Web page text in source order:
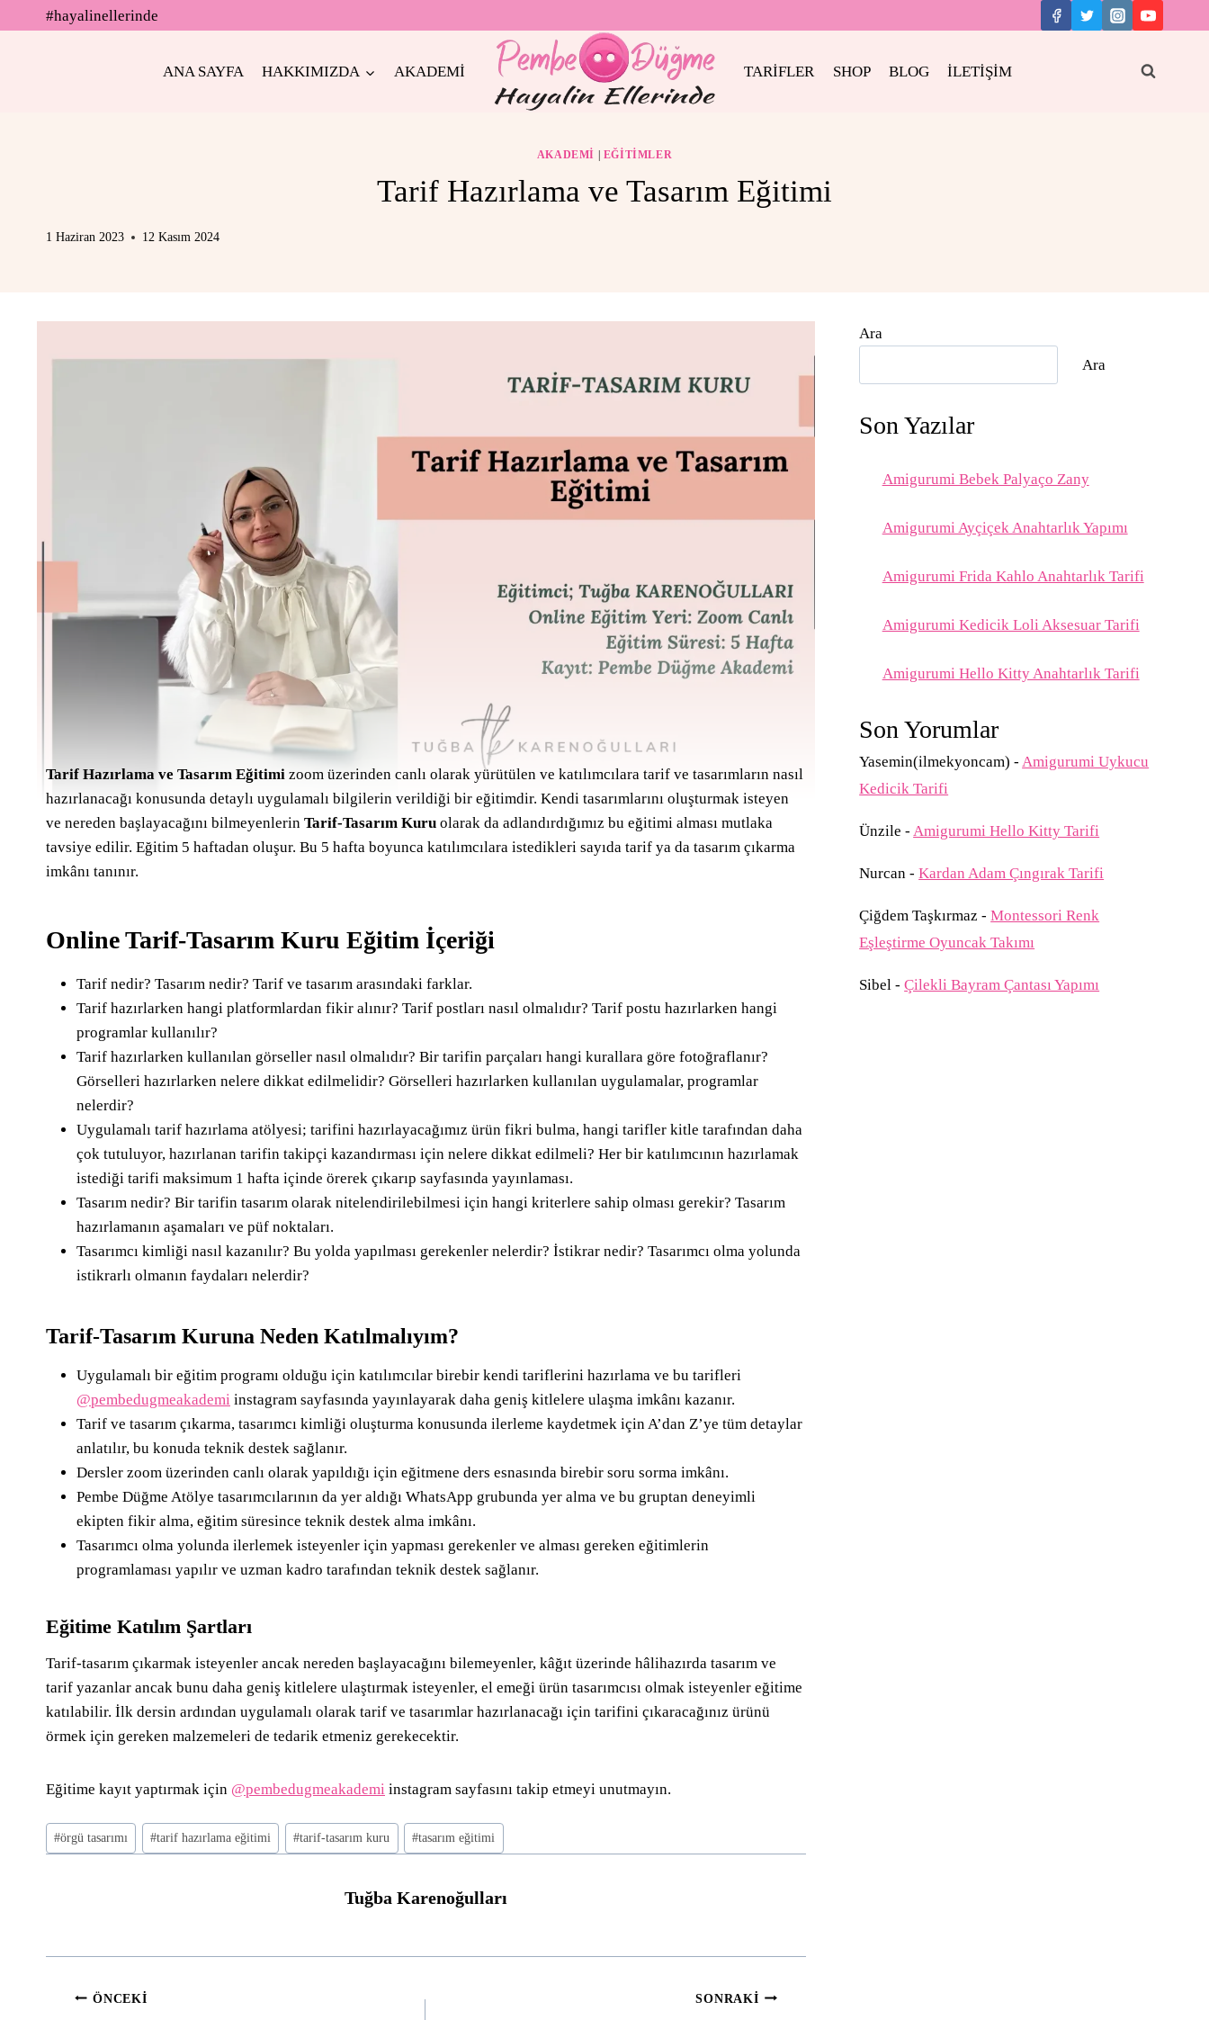
to
#hayalinellerinde
ANA SAYFA HAKKIMIZDA AKADEMİ TARİFLER SHOP BLOG İLETİŞİM
AKADEMI | EĞITIMLER
Tarif Hazırlama ve Tasarım Eğitimi
1 Haziran 2023 12 Kasım 2024
Tarif Hazırlama ve Tasarım Eğitimi zoom üzerinden canlı olarak yürütülen ve katılımcılara tarif ve tasarımların nasıl
hazırlanacağı konusunda detaylı uygulamalı bilgilerin verildiği bir eğitimdir. Kendi tasarımlarını oluşturmak isteyen
ve nereden başlayacağını bilmeyenlerin Tarif-Tasarım Kuru olarak da adlandırdığımız bu eğitimi alması mutlaka
tavsiye edilir. Eğitim 5 haftadan oluşur. Bu 5 hafta boyunca katılımcılara istedikleri sayıda tarif ya da tasarım çıkarma
imkânı tanınır.
Online Tarif-Tasarım Kuru Eğitim İçeriği
Tarif nedir? Tasarım nedir? Tarif ve tasarım arasındaki farklar.
Tarif hazırlarken hangi platformlardan fikir alınır? Tarif postları nasıl olmalıdır? Tarif postu hazırlarken hangi
programlar kullanılır?
Tarif hazırlarken kullanılan görseller nasıl olmalıdır? Bir tarifin parçaları hangi kurallara göre fotoğraflanır?
Görselleri hazırlarken nelere dikkat edilmelidir? Görselleri hazırlarken kullanılan uygulamalar, programlar
nelerdir?
Uygulamalı tarif hazırlama atölyesi; tarifini hazırlayacağımız ürün fikri bulma, hangi tarifler kitle tarafından daha
çok tutuluyor, hazırlanan tarifin takipçi kazandırması için nelere dikkat edilmeli? Her bir katılımcının hazırlamak
istediği tarifi maksimum 1 hafta içinde örerek çıkarıp sayfasında yayınlaması.
Tasarım nedir? Bir tarifin tasarım olarak nitelendirilebilmesi için hangi kriterlere sahip olması gerekir? Tasarım
hazırlamanın aşamaları ve püf noktaları.
Tasarımcı kimliği nasıl kazanılır? Bu yolda yapılması gerekenler nelerdir? İstikrar nedir? Tasarımcı olma yolunda
istikrarlı olmanın faydaları nelerdir?
Tarif-Tasarım Kuruna Neden Katılmalıyım?
Uygulamalı bir eğitim programı olduğu için katılımcılar birebir kendi tariflerini hazırlama ve bu tarifleri
@pembedugmeakademi instagram sayfasında yayınlayarak daha geniş kitlelere ulaşma imkânı kazanır.
Tarif ve tasarım çıkarma, tasarımcı kimliği oluşturma konusunda ilerleme kaydetmek için A’dan Z’ye tüm detaylar
anlatılır, bu konuda teknik destek sağlanır.
Dersler zoom üzerinden canlı olarak yapıldığı için eğitmene ders esnasında birebir soru sorma imkânı.
Pembe Düğme Atölye tasarımcılarının da yer aldığı WhatsApp grubunda yer alma ve bu gruptan deneyimli
ekipten fikir alma, eğitim süresince teknik destek alma imkânı.
Tasarımcı olma yolunda ilerlemek isteyenler için yapması gerekenler ve alması gereken eğitimlerin
programlaması yapılır ve uzman kadro tarafından teknik destek sağlanır.
Eğitime Katılım Şartları
Tarif-tasarım çıkarmak isteyenler ancak nereden başlayacağını bilemeyenler, kâğıt üzerinde hâlihazırda tasarım ve
tarif yazanlar ancak bunu daha geniş kitlelere ulaştırmak isteyenler, el emeği ürün tasarımcısı olmak isteyenler eğitime
katılabilir. İlk dersin ardından uygulamalı olarak tarif ve tasarımlar hazırlanacağı için tarifini çıkaracağınız ürünü
örmek için gereken malzemeleri de tedarik etmeniz gerekecektir.
Eğitime kayıt yaptırmak için @pembedugmeakademi instagram sayfasını takip etmeyi unutmayın.
Post
Tags:
#örgü tasarımı #tarif hazırlama eğitimi #tarif-tasarım kuru #tasarım eğitimi
Tuğba Karenoğulları
Yazı
ÖNCEKI SONRAKI
Ara
Ara
Son Yazılar
Amigurumi Bebek Palyaço Zany
Amigurumi Ayçiçek Anahtarlık Yapımı
Amigurumi Frida Kahlo Anahtarlık Tarifi
Amigurumi Kedicik Loli Aksesuar Tarifi
Amigurumi Hello Kitty Anahtarlık Tarifi
Son Yorumlar
Yasemin(ilmekyoncam) - Amigurumi Uykucu
Kedicik Tarifi
Ünzile - Amigurumi Hello Kitty Tarifi
Nurcan -Kardan Adam Çıngırak Tarifi
Çiğdem Taşkırmaz -Montessori Renk
Eşleştirme Oyuncak Takımı
Sibel -Çilekli Bayram Çantası Yapımı